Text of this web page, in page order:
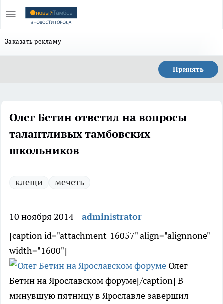
Заказать рекламу
Принять
Олег Бетин ответил на вопросы
талантливых тамбовских
школьников
клещи мечеть
10 ноября 2014
administrator
[caption id="attachment_16057" align="alignnone"
width="1600"]
Олег
Бетин на Ярославском форуме[/caption] В
минувшую пятницу в Ярославле завершил